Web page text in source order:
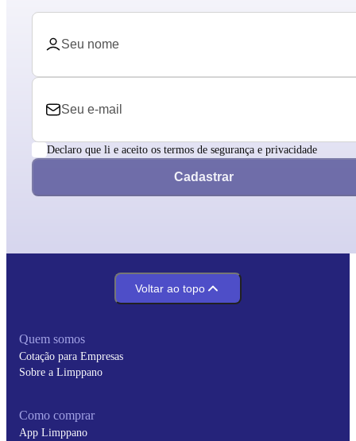
Declaro que li e aceito os termos de segurança e privacidade
Cadastrar
Voltar ao topo
Quem somos
Cotação para Empresas
Sobre a Limppano
Como comprar
App Limppano